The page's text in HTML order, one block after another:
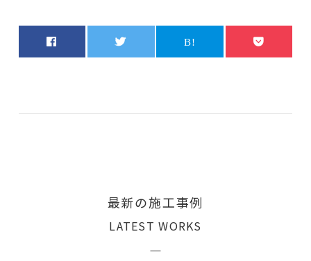
最新の施工事例
LATEST WORKS